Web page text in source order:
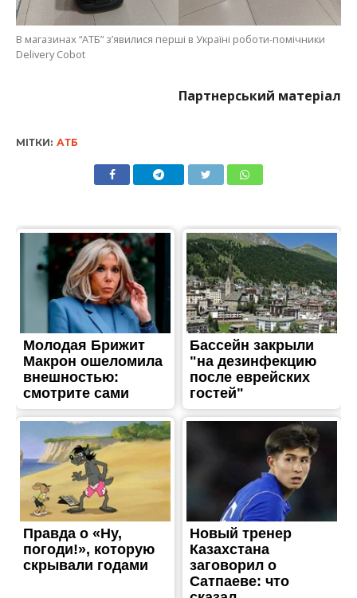
ЖИТТЯ
Загинули люди, є
поранені: поліція Нікополя
працює на місцях злочину
Опубліковано21.12.2023